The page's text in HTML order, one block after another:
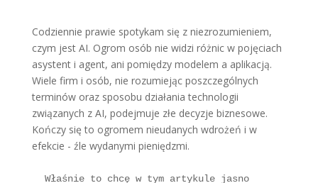
Codziennie prawie spotykam się z niezrozumieniem,
czym jest AI. Ogrom osób nie widzi różnic w pojęciach
asystent i agent, ani pomiędzy modelem a aplikacją.
Wiele firm i osób, nie rozumiejąc poszczególnych
terminów oraz sposobu działania technologii
związanych z AI, podejmuje złe decyzje biznesowe.
Kończy się to ogromem nieudanych wdrożeń i w
efekcie - źle wydanymi pieniędzmi.